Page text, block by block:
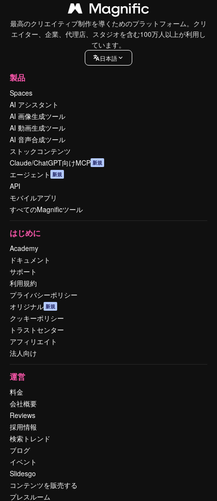
最高のクリエイティブ制作を導くためのプラットフォーム。クリ
エイター、企業、代理店、スタジオを含む100万人以上が利用し
ています。
日本語
製品
Spaces
AI アシスタント
AI 画像生成ツール
AI 動画生成ツール
AI 音声合成ツール
ストックコンテンツ
Claude/ChatGPT向けMCP 新規
エージェント 新規
API
モバイルアプリ
すべてのMagnificツール
はじめに
Academy
ドキュメント
サポート
利用規約
プライバシーポリシー
オリジナル 新規
クッキーポリシー
トラストセンター
アフィリエイト
法人向け
運営
料金
会社概要
Reviews
採用情報
検索トレンド
ブログ
イベント
Slidesgo
コンテンツを販売する
プレスルーム